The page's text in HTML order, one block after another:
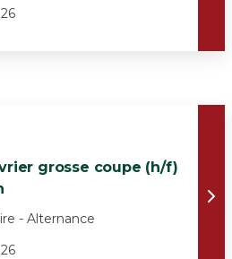
grosse coupe (h/f)
- Alternance